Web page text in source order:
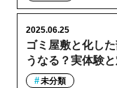
ゴミ屋敷と化し
うなる？実体験
2025.06.25
未分類